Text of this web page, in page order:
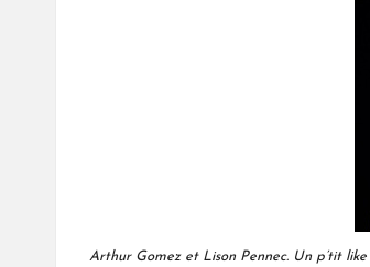
Arthur Gomez et Lison Pennec. Un p’tit